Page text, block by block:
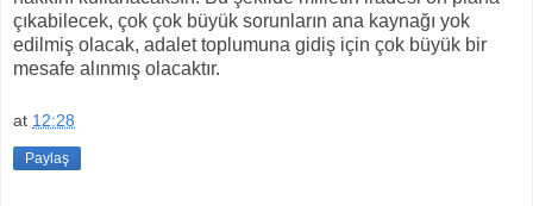
çıkabilecek, çok çok büyük sorunların ana kaynağı yok
edilmiş olacak, adalet toplumuna gidiş için çok büyük bir
mesafe alınmış olacaktır.
at 12:28
Paylaş